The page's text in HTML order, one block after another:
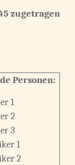
zugetragen
Personen:
1
2
3
1
2